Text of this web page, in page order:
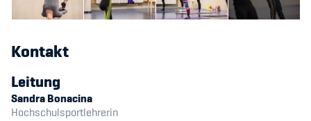
Mitgliedervereine
Kontakt
Leitung
Sandra Bonacina
Hochschulsportlehrerin